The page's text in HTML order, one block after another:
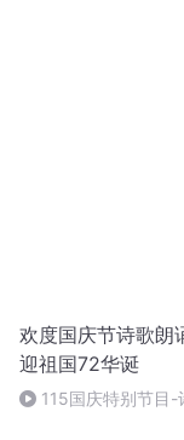
欢度国庆节诗歌
迎祖国72华诞
115国庆特别节目-